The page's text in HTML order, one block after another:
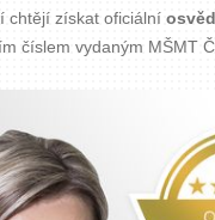
chtějí získat oficiální
číslem vydaným MŠMT